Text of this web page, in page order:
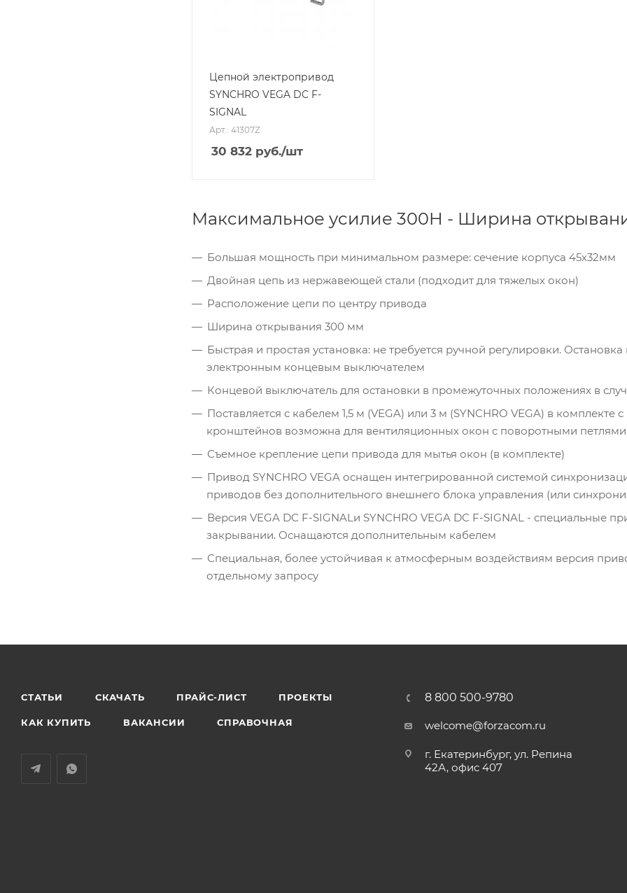
Цепной электропривод
SYNCHRO VEGA DC F-
SIGNAL
Арт.: 41307Z
30 832 руб./шт
Максимальное усилие 300Н - Ширина
Большая мощность при минимальном размере: сечение корпуса 45х32мм
Двойная цепь из нержавеющей стали (подходит для тяжелых окон)
Расположение цепи по центру привода
Ширина открывания 300 мм
Быстрая и простая установка: не требуется ручной регулировки.
электронным концевым выключателем
Концевой выключатель для остановки в промежуточных положениях в
Поставляется с кабелем 1,5 м (VEGA) или 3 м (SYNCHRO VEGA) в
кронштейнов возможна для вентиляционных окон с поворотными
Съемное крепление цепи привода для мытья окон (в комплекте)
Привод SYNCHRO VEGA оснащен интегрированной системой
приводов без дополнительного внешнего блока управления (или
Версия VEGA DC F-SIGNALи SYNCHRO VEGA DC F-SIGNAL - специальные
закрывании. Оснащаются дополнительным кабелем
Специальная, более устойчивая к атмосферным воздействиям версия
отдельному запросу
СТАТЬИ СКАЧАТЬ ПРАЙС-ЛИСТ ПРОЕКТЫ
КАК КУПИТЬ ВАКАНСИИ СПРАВОЧНАЯ
8 800 500-9780
welcome@forzacom.ru
г. Екатеринбург, ул. Репина
42А, офис 407